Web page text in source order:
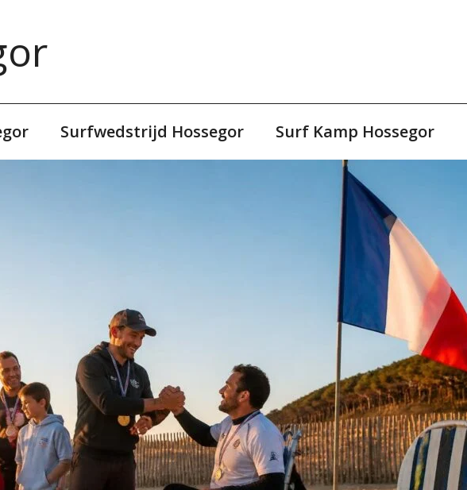
Surfwedstrijd Hossegor Surf Kamp Hossegor